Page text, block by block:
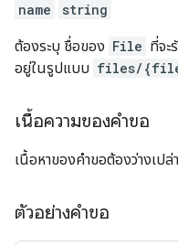
name string
ต้องระบุ ชื่อของ File ที่จะ
อยู่ในรูปแบบ files/
เนื้อความของคำขอ
เนื้อหาของคำขอต้องว่างเปล่า
ตัวอย่างคำขอ